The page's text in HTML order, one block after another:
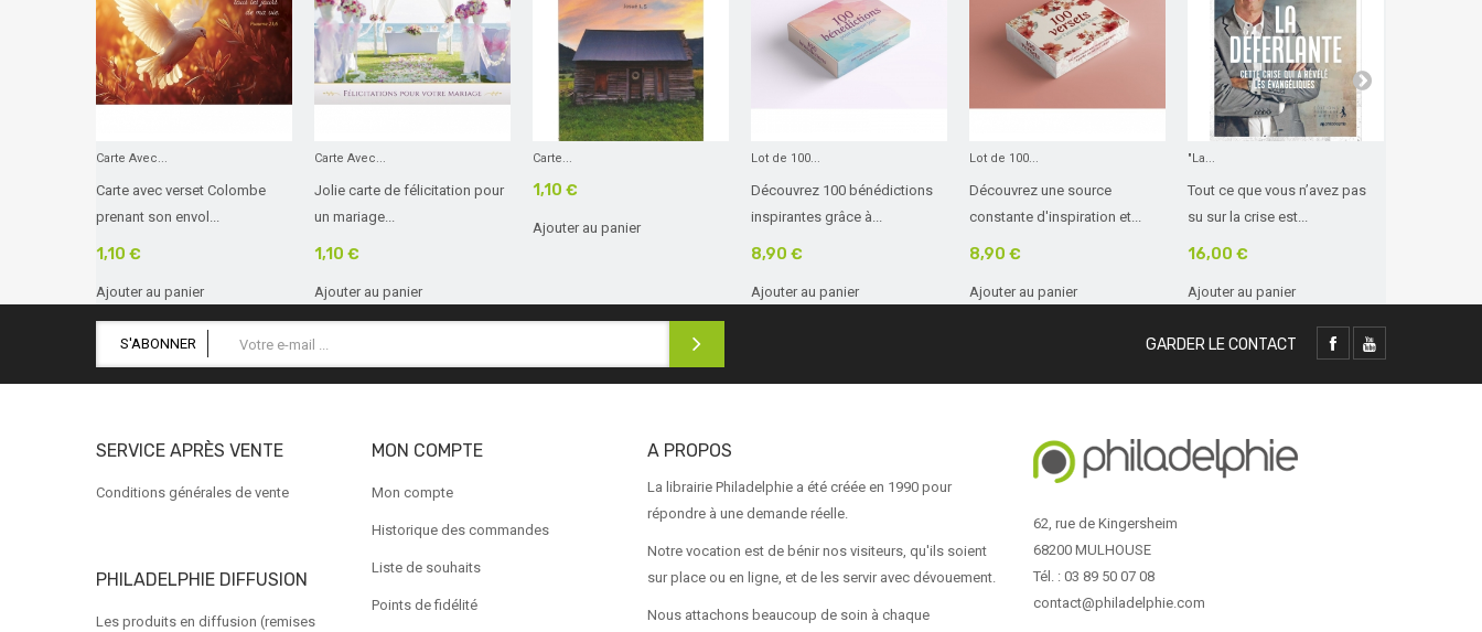
Carte Avec...
Carte avec verset Colombe
prenant son envol...
1,10 €
Ajouter au panier
Carte Avec...
Jolie carte de félicitation pour
un mariage...
1,10 €
Ajouter au panier
Carte...
1,10 €
Ajouter au panier
Lot de 100...
Découvrez 100 bénédictions
inspirantes grâce à...
8,90 €
Ajouter au panier
Lot de 100...
Découvrez une source
constante d'inspiration et...
8,90 €
Ajouter au panier
"La...
Tout ce que vous n’avez pas
su sur la crise est...
16,00 €
Ajouter au panier
S'ABONNER GARDER LE CONTACT
SERVICE APRÈS VENTE
Conditions générales de vente
PHILADELPHIE DIFFUSION
Les produits en diffusion (remises
MON COMPTE
Mon compte
Historique des commandes
Liste de souhaits
Points de fidélité
A PROPOS
La librairie Philadelphie a été créée en 1990 pour
répondre à une demande réelle.
Notre vocation est de bénir nos visiteurs, qu'ils soient
sur place ou en ligne, et de les servir avec dévouement.
Nous attachons beaucoup de soin à chaque
62, rue de Kingersheim
68200 MULHOUSE
Tél. : 03 89 50 07 08
contact@philadelphie.com